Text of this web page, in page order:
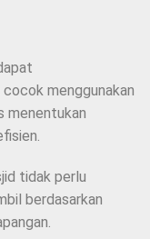
menggunakan
menentukan
tidak perlu
berdasarkan